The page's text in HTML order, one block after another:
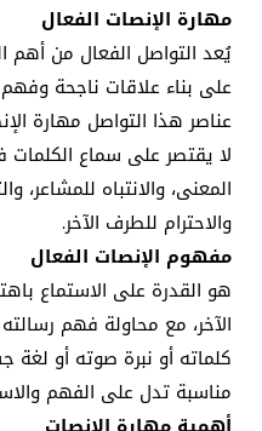
مهارة الإنصات الفعال
يُعد التواصل الفعال من أهم
على بناء علاقات ناجحة
عناصر هذا التواصل مهارة
لا يقتصر على سماع
المعنى، والانتباه
والاحترام للطرف الآخر.
مفهوم الإنصات الفعال
هو القدرة على الاستماع
الآخر، مع محاولة فهم
كلماته أو نبرة صوته أو
مناسبة تدل على الفهم